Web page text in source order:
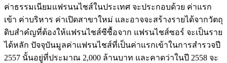
ค่าธรรมเนียมแฟรนนไชส์ในประเทศ จะประกอบด้วย ค่าแรก
เข้า ค่าบริหาร ค่าเปิดสาขาใหม่ และอาจจะสร้างรายได้จากวัตถุ
ดิบสำคํญที่ต้องให้แฟรนไชส์ซีซื้อจาก แฟรนไชส์ซอร์ จะเป็นราย
ได้หลัก ปัจจุบันมูลค่าแฟรนไชส์ที่เป็นค่าแรกเข้าในการสำรวจปี
2557 นั้นอยู่ที่ประมาณ 2,000 ล้านบาท และคาดว่าในปี 2558 จะ